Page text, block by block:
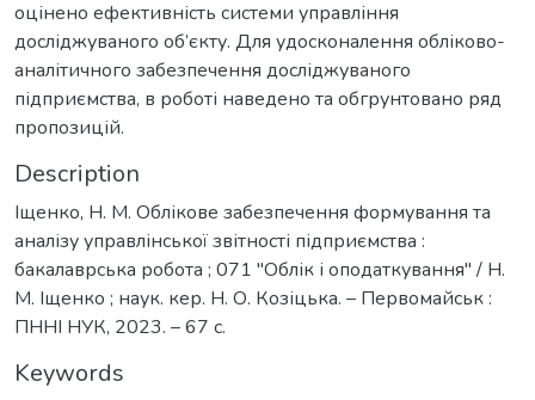
оцінено ефективність системи управління
досліджуваного об’єкту. Для удосконалення обліково-
аналітичного забезпечення досліджуваного
підприємства, в роботі наведено та обгрунтовано ряд
пропозицій.
Description
Іщенко, Н. М. Облікове забезпечення формування та
аналізу управлінської звітності підприємства :
бакалаврська робота ; 071 "Облік і оподаткування" / Н.
М. Іщенко ; наук. кер. Н. О. Козіцька. – Первомайськ :
ПННІ НУК, 2023. – 67 с.
Keywords